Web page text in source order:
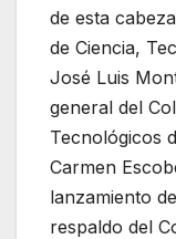
de esta
de Ciencia,
José Luis
general del
Tecnológicos
Carmen
lanzamiento
respaldo del